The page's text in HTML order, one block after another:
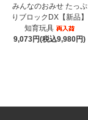
みんなのおみせ たっぷ
りブロックDX【新品】
知育玩具
9,073円(税込9,980円)